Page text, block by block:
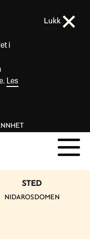
i
Les
Lukk
STED
NIDAROSDOMEN